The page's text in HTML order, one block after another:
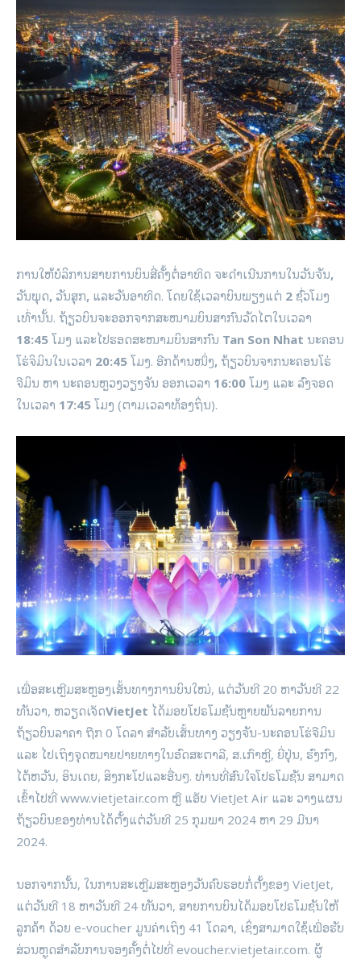
ການໃຫ້ບໍລິການສາຍການບິນສີ່ຄັ້ງຕໍ່ອາທິດ ຈະດໍາເນີນການໃນວັນຈັນ,
ວັນພຸດ, ວັນສຸກ, ແລະວັນອາທິດ. ໂດຍໃຊ້ເວລາບິນພຽງແຕ່ 2 ຊົ່ວໂມງ
ເທົ່ານັ້ນ. ຖ້ຽວ​ບິນ​ຈະອອກ​ຈາກ​ສະ​ໜາມ​ບິນ​ສາ​ກົນ​ວັດ​ໄຕ​ໃນ​ເວ​ລາ
18:45ໂມງ ແລະ​ໄປ​ຮອດ​ສະ​ໜາມ​ບິນ​ສາ​ກົນ Tan Son Nhat ນະ​ຄອນ​
ໂຮ່​ຈິ​ມິນ​ໃນ​ເວ​ລາ 20:45ໂມງ. ອີກດ້ານໜຶ່ງ, ຖ້ຽວບິນຈາກນະຄອນໂຮ່
ຈີມິນ ຫາ ນະຄອນຫຼວງວຽງຈັນ ອອກເວລາ 16:00ໂມງ ແລະ ລົງຈອດ
ໃນເວລາ 17:45ໂມງ (ຕາມເວລາທ້ອງຖິ່ນ).
ເພື່ອສະເຫຼີມສະຫຼອງເສັ້ນທາງການບິນໃໝ່, ແຕ່ວັນທີ 20 ຫາວັນທີ 22
ທັນວາ, ຫວຽດເຈັດVietJet ໄດ້ມອບໂປຣໂມຊັນຫຼາຍພັນລາຍການ
ຖ້ຽວບິນລາຄາ ຖືກ 0 ໂດລາ ສໍາລັບເສັ້ນທາງ ວຽງຈັນ-ນະຄອນໂຮ່ຈີມິນ
ແລະ ໄປເຖິງຈຸດໝາຍປາຍທາງໃນອົດສະຕາລີ, ສ.ເກົາຫຼີ, ຍີ່ປຸ່ນ, ຮົງກົງ,
ໄຕ້ຫວັນ, ອິນເດຍ, ສິງກະໂປແລະອື່ນໆ. ທ່ານທີ່ສົນໃຈໂປຣໂມຊັນ ສາມາດ
ເຂົ້າໄປທີ່ www.vietjetair.com ຫຼື ແອັບ VietJet Air ແລະ ວາງແຜນ
ຖ້ຽວບິນຂອງທ່ານໄດ້ຕັ້ງແຕ່ວັນທີ 25 ກຸມພາ 2024 ຫາ 29 ມີນາ
2024.
ນອກຈາກນັ້ນ, ໃນການສະເຫຼີມສະຫຼອງວັນຄົບຮອບກໍ່ຕັ້ງຂອງ VietJet,
ແຕ່ວັນທີ 18 ຫາວັນທີ 24 ທັນວາ, ສາຍການບິນໄດ້ມອບໂປຣໂມຊັນໃຫ້
ລູກຄ້າ ດ້ວຍ e-voucher ມູນຄ່າເຖິງ 41 ໂດລາ, ເຊິ່ງສາມາດໃຊ້ເພື່ອຮັບ
ສ່ວນຫຼຸດສຳລັບການຈອງຄັ້ງຕໍ່ໄປທີ່ evoucher.vietjetair.com. ຜູ້